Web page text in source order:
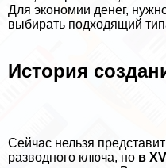
Для экономии денег,
выбирать подходящий
История
Сейчас нельзя
разводного ключа, но в